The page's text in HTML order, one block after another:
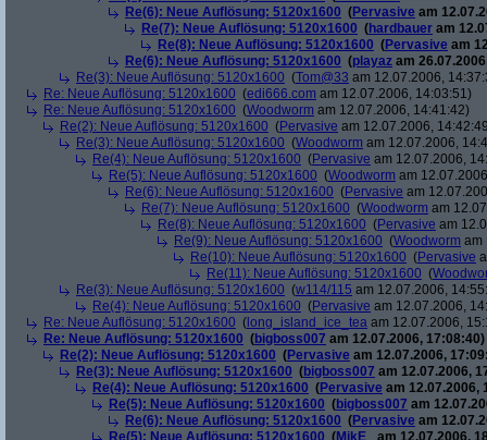
Re(6): Neue Auflösung: 5120x1600 (Pervasive am
Re(7): Neue Auflösung: 5120x1600 (hardbauer am
Re(8): Neue Auflösung: 5120x1600 (Pervasive am
Re(6): Neue Auflösung: 5120x1600 (playaz am
Re(3): Neue Auflösung: 5120x1600 (Tom@33 am 12.07.2006,
Re: Neue Auflösung: 5120x1600 (edi666.com am 12.07.2006, 14:03:51)
Re: Neue Auflösung: 5120x1600 (Woodworm am 12.07.2006, 14:41:42)
Re(2): Neue Auflösung: 5120x1600 (Pervasive am 12.07.2006,
Re(3): Neue Auflösung: 5120x1600 (Woodworm am 12.07.2006,
Re(4): Neue Auflösung: 5120x1600 (Pervasive am 12.07.2006,
Re(5): Neue Auflösung: 5120x1600 (Woodworm am
Re(6): Neue Auflösung: 5120x1600 (Pervasive am
Re(7): Neue Auflösung: 5120x1600 (Woodworm am
Re(8): Neue Auflösung: 5120x1600 (Pervasive am
Re(9): Neue Auflösung: 5120x1600 (Woodworm am
Re(10): Neue Auflösung: 5120x1600 (Pervasive
Re(11): Neue Auflösung: 5120x1600 (
Re(3): Neue Auflösung: 5120x1600 (w114/115 am 12.07.2006,
Re(4): Neue Auflösung: 5120x1600 (Pervasive am 12.07.2006,
Re: Neue Auflösung: 5120x1600 ( long_island_ice_tea am 12.07.2006,
Re: Neue Auflösung: 5120x1600 (bigboss007 am 12.07.2006, 17:08:40)
Re(2): Neue Auflösung: 5120x1600 (Pervasive am 12.07.2006,
Re(3): Neue Auflösung: 5120x1600 (bigboss007 am 12.07.2006,
Re(4): Neue Auflösung: 5120x1600 (Pervasive am 12.07.2006,
Re(5): Neue Auflösung: 5120x1600 (bigboss007 am
Re(6): Neue Auflösung: 5120x1600 (Pervasive am
Re(5): Neue Auflösung: 5120x1600 (MikE_ am 12.07.2006,